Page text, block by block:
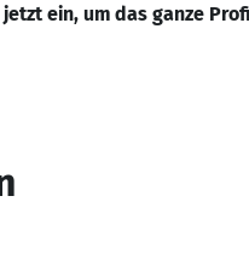
jetzt ein, um das ganze